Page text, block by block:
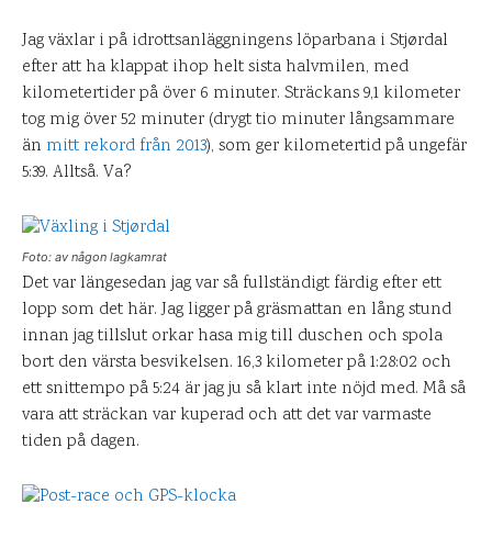
Jag växlar i på idrottsanläggningens löparbana i Stjørdal
efter att ha klappat ihop helt sista halvmilen, med
kilometertider på över 6 minuter. Sträckans 9,1 kilometer
tog mig över 52 minuter (drygt tio minuter långsammare
än mitt rekord från 2013), som ger kilometertid på ungefär
5:39. Alltså. Va?
Foto: av någon lagkamrat
Det var längesedan jag var så fullständigt färdig efter ett
lopp som det här. Jag ligger på gräsmattan en lång stund
innan jag tillslut orkar hasa mig till duschen och spola
bort den värsta besvikelsen. 16,3 kilometer på 1:28:02 och
ett snittempo på 5:24 är jag ju så klart inte nöjd med. Må så
vara att sträckan var kuperad och att det var varmaste
tiden på dagen.